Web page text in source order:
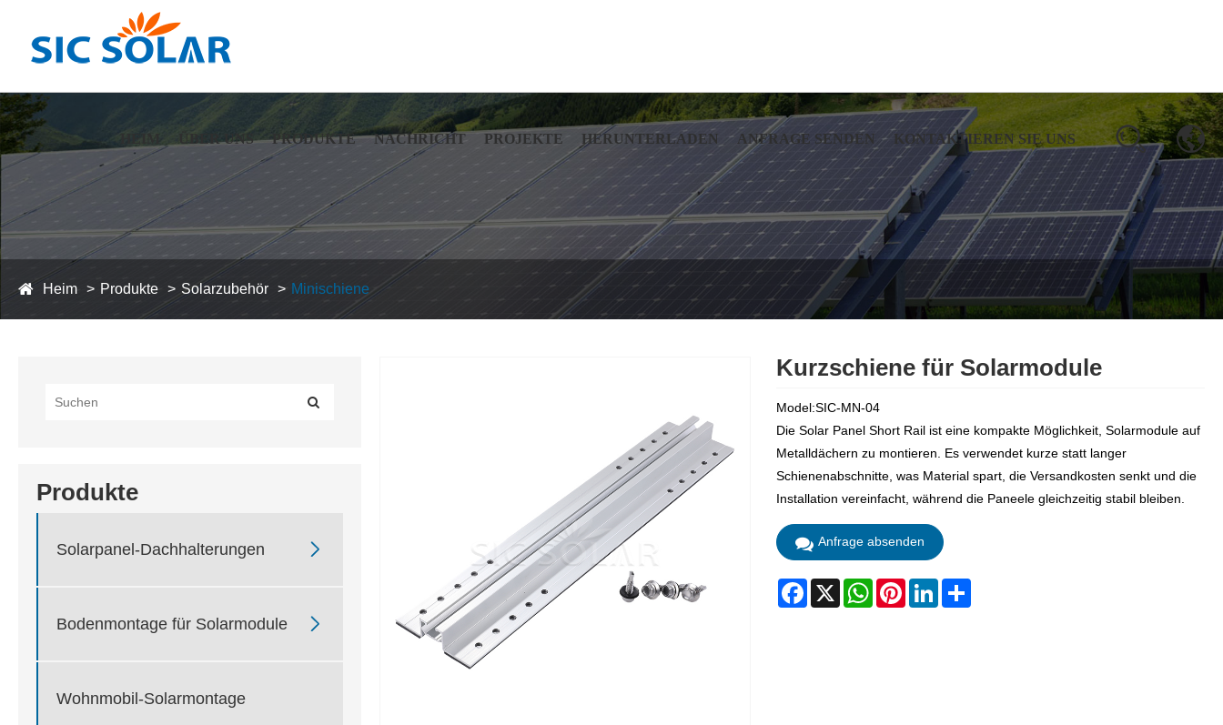
ÜBER UNS PRODUKTE NACHRICHT PROJEKTE HERUNTERLADEN ANFRAGE SENDEN KONTAKTIEREN SIE UNS
Heim Produkte Solarzubehör Minischiene
Produkte
Solarpanel-Dachhalterungen 
Bodenmontage für Solarmodule 
Wohnmobil-Solarmontage
Kurzschiene für Solarmodule
Model:SIC-MN-04
Die Solar Panel Short Rail ist eine kompakte Möglichkeit, Solarmodule auf
Metalldächern zu montieren. Es verwendet kurze statt langer
Schienenabschnitte, was Material spart, die Versandkosten senkt und die
Installation vereinfacht, während die Paneele gleichzeitig stabil bleiben.
Anfrage absenden
Facebook
X WhatsAppPinterestLinkedInShare